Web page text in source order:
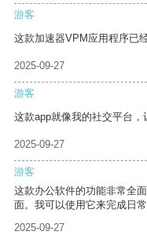
游客
这款加速器VPM应用程序已
2025-09-27
游客
这款app就像我的社交平台，
2025-09-27
游客
这款办公软件的功能非常全
面。我可以使用它来完成日
2025-09-27